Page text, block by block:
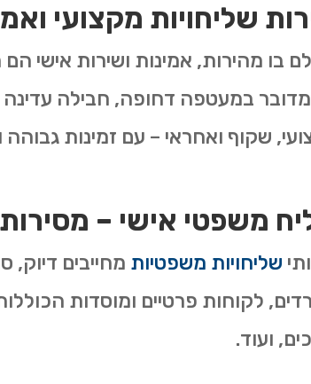
שליחויות מקצועי
בו מהירות, אמינות ושירות אישי
במעטפה דחופה, חבילה עדינה
שקוף ואחראי – עם זמינות גבוהה
משפטי אישי –
שליחויות משפטיות מחייבים דיוק,
לקוחות פרטיים ומוסדות
ועוד.